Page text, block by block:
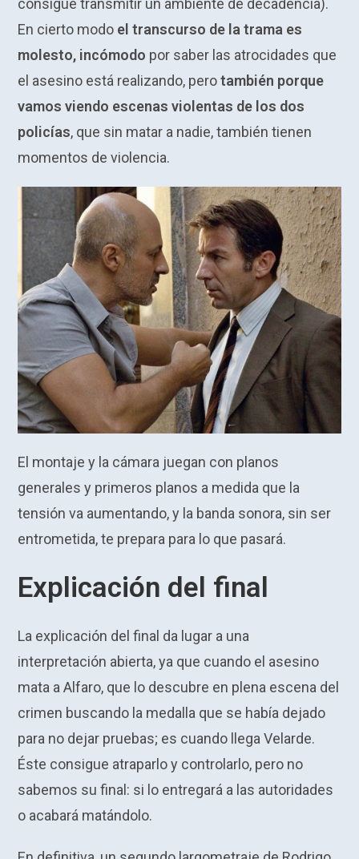
consigue transmitir un ambiente de decadencia).
En cierto modo el transcurso de la trama es
molesto, incómodo por saber las atrocidades que
el asesino está realizando, perotambién porque
vamos viendo escenas violentas de los dos
policías, que sin matar a nadie, también tienen
momentos de violencia.
El montaje y la cámara juegan con planos
generales y primeros planos a medida que la
tensión va aumentando, y la banda sonora, sin ser
entrometida, te prepara para lo que pasará.
Explicación del final
La explicación del final da lugar a una
interpretación abierta, ya que cuando el asesino
mata a Alfaro, que lo descubre en plena escena del
crimen buscando la medalla que se había dejado
para no dejar pruebas; es cuando llega Velarde.
Éste consigue atraparlo y controlarlo, pero no
sabemos su final: si lo entregará a las autoridades
o acabará matándolo.